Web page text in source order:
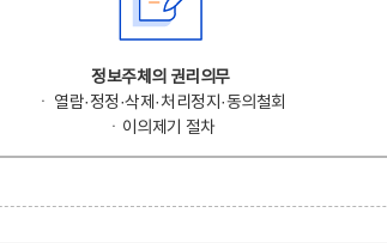
정보주체의 권리의무
ㆍ 열람·정정·삭제·처리정지·동의철회
ㆍ이의제기 절차